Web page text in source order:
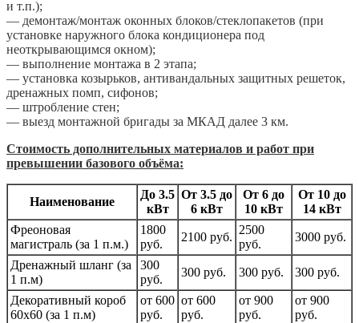
и т.п.);
— демонтаж/монтаж оконных блоков/стеклопакетов (при
установке наружного блока кондиционера под
неоткрывающимся окном);
— выполнение монтажа в 2 этапа;
— установка козырьков, антивандальных защитных решеток,
дренажных помп, сифонов;
— штробление стен;
— выезд монтажной бригады за МКАД далее 3 км.
Стоимость дополнительных материалов и работ при
превышении базового объёма:
Наименование
До 3.5
кВт
От 3.5 до
6 кВт
От 6 до
10 кВт
От 10 до
14 кВт
Фреоновая
магистраль (за 1 п.м.)
1800
руб.
2100 руб.
2500
руб.
3000 руб.
Дренажный шланг (за
1 п.м)
300
руб.
300 руб. 300 руб. 300 руб.
Декоративный короб
60х60 (за 1 п.м)
от 600
руб.
от 600
руб.
от 900
руб.
от 900
руб.